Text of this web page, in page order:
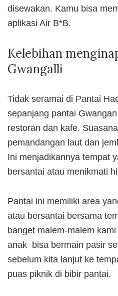
disewakan. Kamu bisa
aplikasi Air B*B.
Kelebihan
Gwangalli
Tidak seramai di Pantai
sepanjang pantai
restoran dan kafe.
pemandangan laut dan
Ini menjadikannya tempat
bersantai atau menikmati
Pantai ini memiliki area
atau bersantai bersama
banget malem-malem
anak bisa bermain pasir
sebelum kita lanjut ke
puas piknik di bibir pantai.